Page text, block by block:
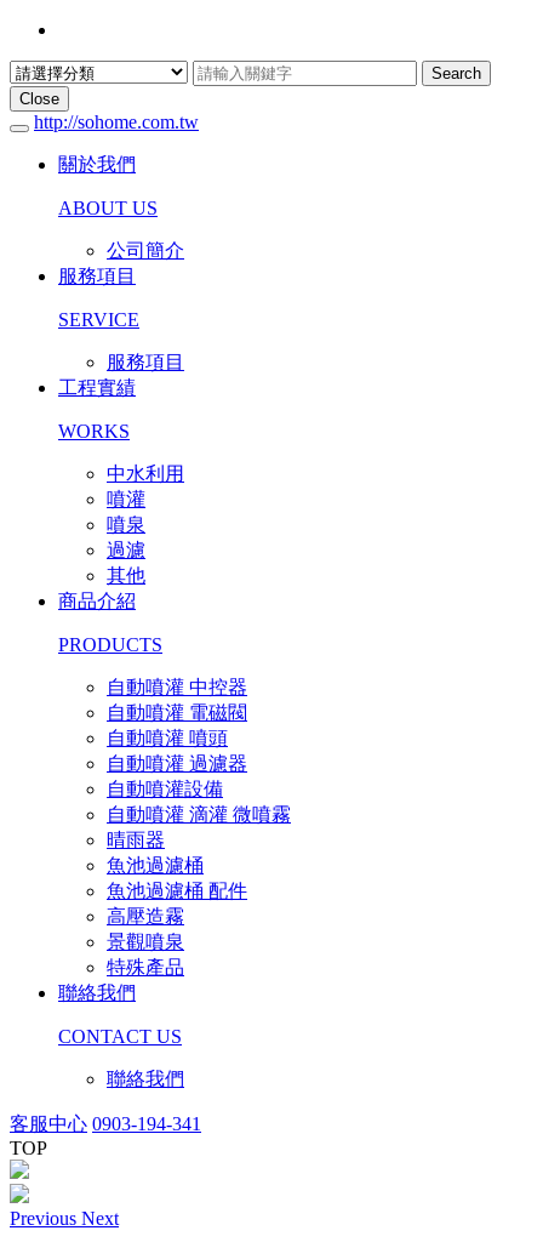
Search
Close
http://sohome.com.tw
關於我們
ABOUT US
公司簡介
服務項目
SERVICE
服務項目
工程實績
WORKS
中水利用
噴灌
噴泉
過濾
其他
商品介紹
PRODUCTS
自動噴灌 中控器
自動噴灌 電磁閥
自動噴灌 噴頭
自動噴灌 過濾器
自動噴灌設備
自動噴灌 滴灌 微噴霧
晴雨器
魚池過濾桶
魚池過濾桶 配件
高壓造霧
景觀噴泉
特殊產品
聯絡我們
CONTACT US
聯絡我們
客服中心 0903-194-341
TOP
Previous Next